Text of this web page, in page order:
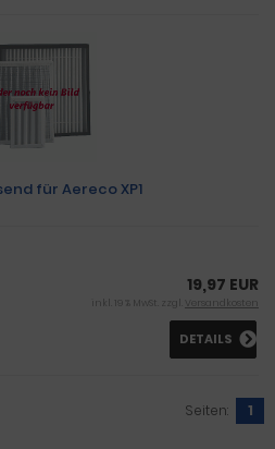
für Aereco XP1
19,97 EUR
inkl. 19 % MwSt. zzgl. Versandkosten
DETAILS
Seiten: 1